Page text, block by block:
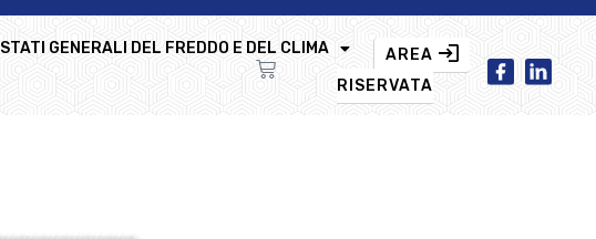
STATI GENERALI DEL FREDDO E DEL CLIMA
AREA
RISERVATA